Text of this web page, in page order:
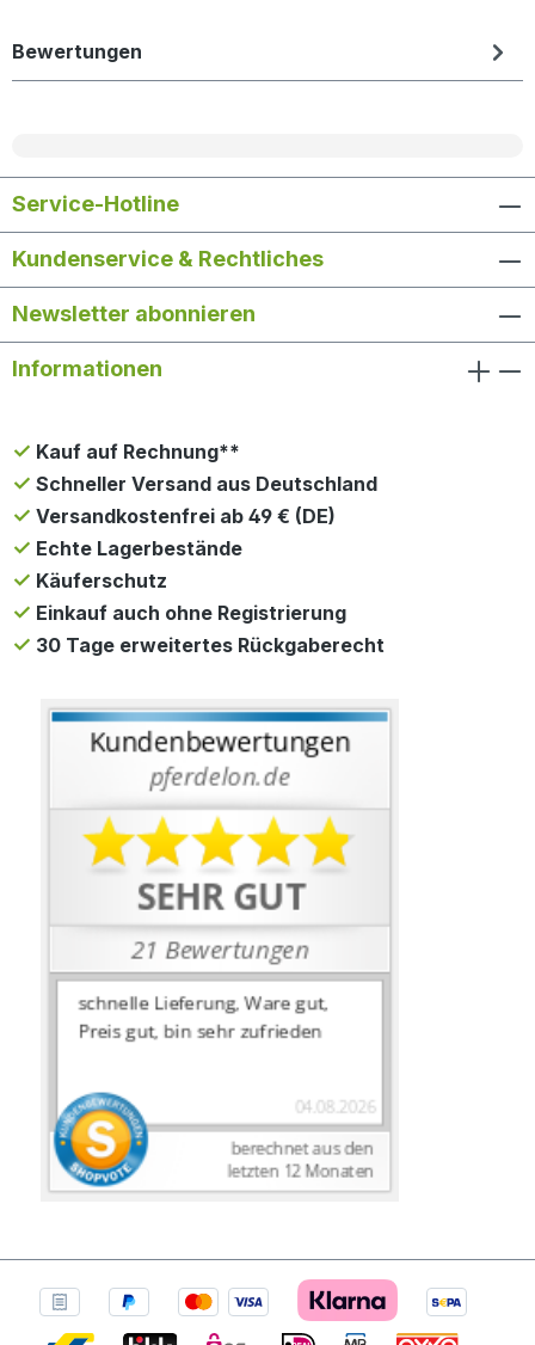
Bewertungen
Service-Hotline
Kundenservice & Rechtliches
Newsletter abonnieren
Informationen
Kauf auf Rechnung**
Schneller Versand aus Deutschland
Versandkostenfrei ab 49 € (DE)
Echte Lagerbestände
Käuferschutz
Einkauf auch ohne Registrierung
30 Tage erweitertes Rückgaberecht